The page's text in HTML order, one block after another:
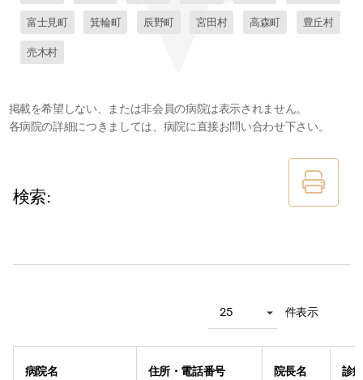
富士見町 箕輪町 辰野町 宮田村 高森町 豊丘村
売木村
掲載を希望しない、または非会員の病院は表示されません。
各病院の詳細につきましては、病院に直接お問い合わせ下さい。
検索:
件表示
病院名 住所・電話番号 院長名 診